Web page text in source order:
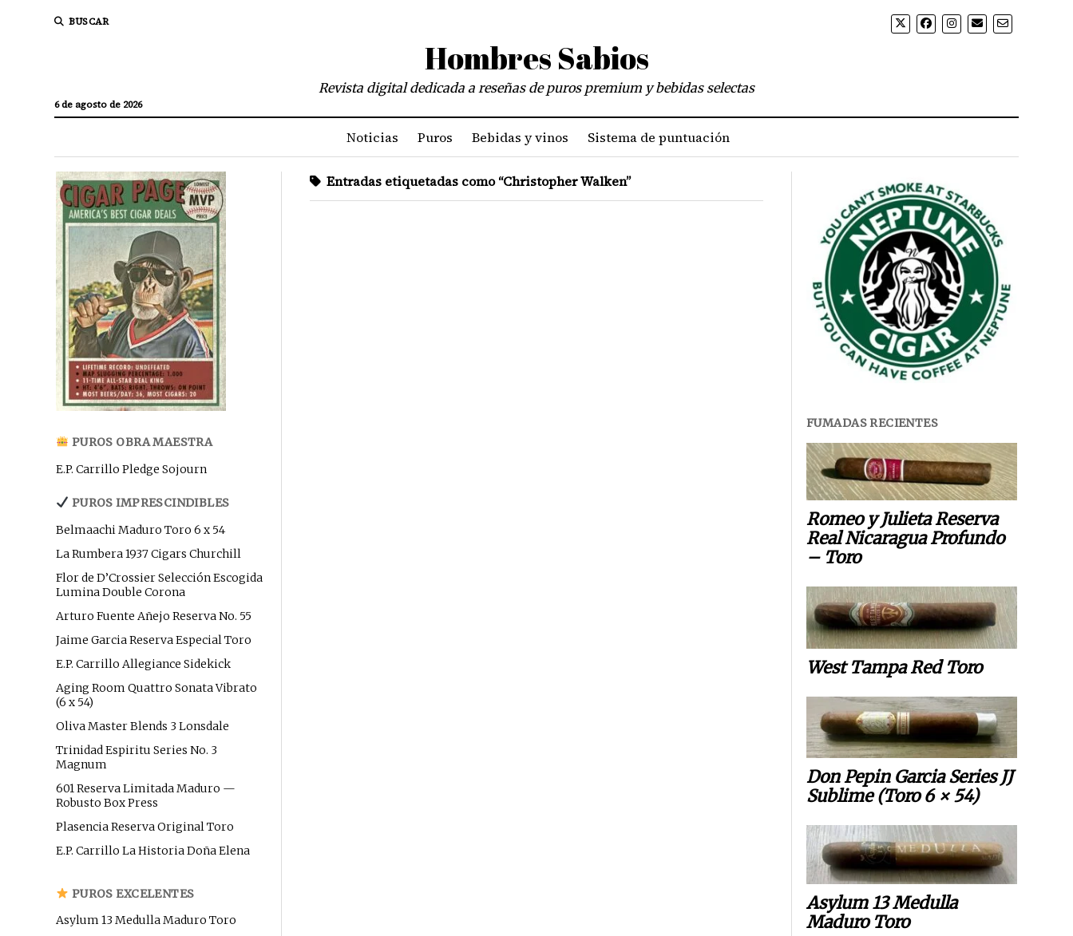
BUSCAR
Hombres Sabios
6 de agosto de 2026
Revista digital dedicada a reseñas de puros premium y bebidas selectas
Noticias Puros Bebidas y vinos Sistema de puntuación
PUROS OBRA MAESTRA
E.P. Carrillo Pledge Sojourn
PUROS IMPRESCINDIBLES
Belmaachi Maduro Toro 6 x 54
La Rumbera 1937 Cigars Churchill
Flor de D’Crossier Selección Escogida
Lumina Double Corona
Arturo Fuente Añejo Reserva No. 55
Jaime Garcia Reserva Especial Toro
E.P. Carrillo Allegiance Sidekick
Aging Room Quattro Sonata Vibrato
(6 x 54)
Oliva Master Blends 3 Lonsdale
Trinidad Espiritu Series No. 3
Magnum
601 Reserva Limitada Maduro —
Robusto Box Press
Plasencia Reserva Original Toro
E.P. Carrillo La Historia Doña Elena
PUROS EXCELENTES
Asylum 13 Medulla Maduro Toro
Entradas etiquetadas como “Christopher Walken”
FUMADAS RECIENTES
Romeo y Julieta Reserva
Real Nicaragua Profundo
– Toro
West Tampa Red Toro
Don Pepin Garcia Series JJ
Sublime (Toro 6 × 54)
Asylum 13 Medulla
Maduro Toro